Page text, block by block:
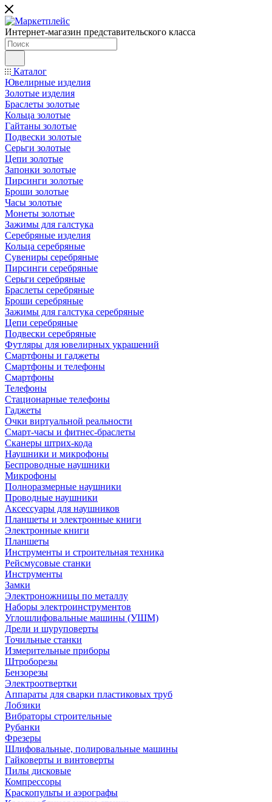
Интернет-магазин представительского класса
Каталог
Ювелирные изделия
Золотые изделия
Браслеты золотые
Кольца золотые
Гайтаны золотые
Подвески золотые
Серьги золотые
Цепи золотые
Запонки золотые
Пирсинги золотые
Броши золотые
Часы золотые
Монеты золотые
Зажимы для галстука
Серебряные изделия
Кольца серебряные
Сувениры серебряные
Пирсинги серебряные
Серьги серебряные
Браслеты серебряные
Броши серебряные
Зажимы для галстука серебряные
Цепи серебряные
Подвески серебряные
Футляры для ювелирных украшений
Смартфоны и гаджеты
Смартфоны и телефоны
Смартфоны
Телефоны
Стационарные телефоны
Гаджеты
Очки виртуальной реальности
Смарт-часы и фитнес-браслеты
Сканеры штрих-кода
Наушники и микрофоны
Беспроводные наушники
Микрофоны
Полноразмерные наушники
Проводные наушники
Аксессуары для наушников
Планшеты и электронные книги
Электронные книги
Планшеты
Инструменты и строительная техника
Рейсмусовые станки
Инструменты
Замки
Электроножницы по металлу
Наборы электроинструментов
Углошлифовальные машины (УШМ)
Дрели и шуруповерты
Точильные станки
Измерительные приборы
Штроборезы
Бензорезы
Электроотвертки
Аппараты для сварки пластиковых труб
Лобзики
Вибраторы строительные
Рубанки
Фрезеры
Шлифовальные, полировальные машины
Гайковерты и винтоверты
Пилы дисковые
Компрессоры
Краскопульты и аэрографы